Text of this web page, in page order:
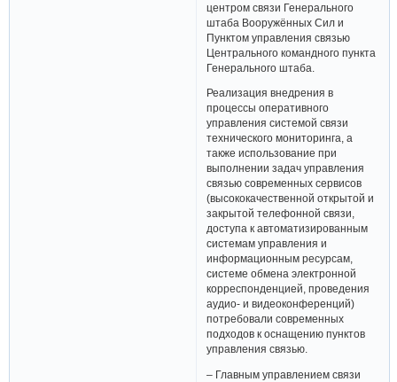
центром связи Генерального
штаба Вооружённых Сил и
Пунктом управления связью
Центрального командного пункта
Генерального штаба.
Реализация внедрения в
процессы оперативного
управления системой связи
технического мониторинга, а
также использование при
выполнении задач управления
связью современных сервисов
(высококачественной открытой и
закрытой телефонной связи,
доступа к автоматизированным
системам управления и
информационным ресурсам,
системе обмена электронной
корреспонденцией, проведения
аудио- и видеоконференций)
потребовали современных
подходов к оснащению пунктов
управления связью.
– Главным управлением связи